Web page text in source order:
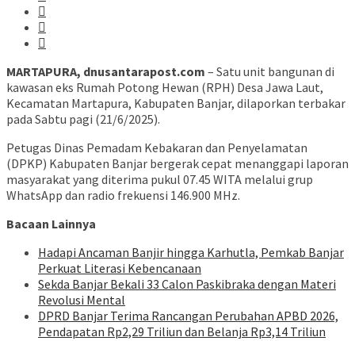
MARTAPURA, dnusantarapost.com – Satu unit bangunan di
kawasan eks Rumah Potong Hewan (RPH) Desa Jawa Laut,
Kecamatan Martapura, Kabupaten Banjar, dilaporkan terbakar
pada Sabtu pagi (21/6/2025).
Petugas Dinas Pemadam Kebakaran dan Penyelamatan
(DPKP) Kabupaten Banjar bergerak cepat menanggapi laporan
masyarakat yang diterima pukul 07.45 WITA melalui grup
WhatsApp dan radio frekuensi 146.900 MHz.
Bacaan Lainnya
Hadapi Ancaman Banjir hingga Karhutla, Pemkab Banjar
Perkuat Literasi Kebencanaan
Sekda Banjar Bekali 33 Calon Paskibraka dengan Materi
Revolusi Mental
DPRD Banjar Terima Rancangan Perubahan APBD 2026,
Pendapatan Rp2,29 Triliun dan Belanja Rp3,14 Triliun